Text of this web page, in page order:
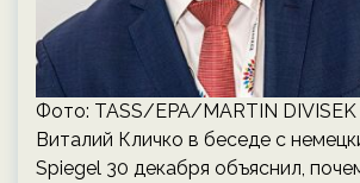
Фото: TASS/EPA/MARTIN
Виталий Кличко в беседе с
Spiegel 30 декабря объяснил,